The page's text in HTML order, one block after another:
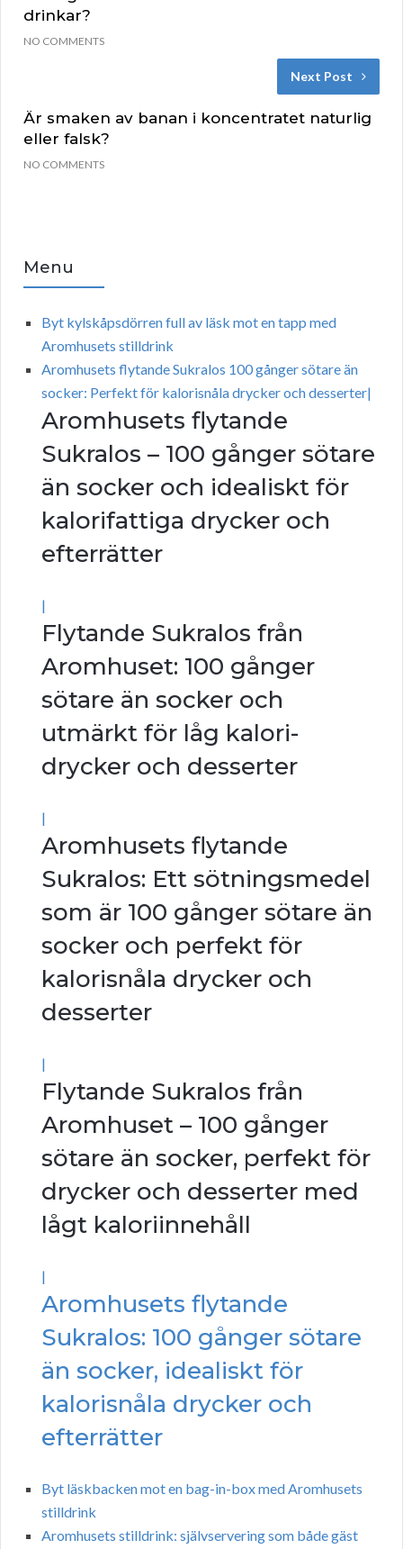
drinkar?
NO COMMENTS
Next Post
Är smaken av banan i koncentratet naturlig
eller falsk?
NO COMMENTS
Menu
Byt kylskåpsdörren full av läsk mot en tapp med
Aromhusets stilldrink
Aromhusets flytande Sukralos 100 gånger sötare än
socker: Perfekt för kalorisnåla drycker och desserter|
Aromhusets flytande
Sukralos – 100 gånger sötare
än socker och idealiskt för
kalorifattiga drycker och
efterrätter
|
Flytande Sukralos från
Aromhuset: 100 gånger
sötare än socker och
utmärkt för låg kalori-
drycker och desserter
|
Aromhusets flytande
Sukralos: Ett sötningsmedel
som är 100 gånger sötare än
socker och perfekt för
kalorisnåla drycker och
desserter
|
Flytande Sukralos från
Aromhuset – 100 gånger
sötare än socker, perfekt för
drycker och desserter med
lågt kaloriinnehåll
|
Aromhusets flytande
Sukralos: 100 gånger sötare
än socker, idealiskt för
kalorisnåla drycker och
efterrätter
Byt läskbacken mot en bag-in-box med Aromhusets
stilldrink
Aromhusets stilldrink: självservering som både gäst